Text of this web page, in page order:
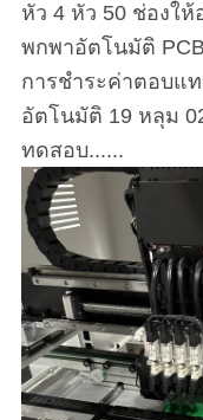
หัว 4 หัว 50 ช่องให้
พกพาอัตโนมัติ PCB
การชําระค่าตอบแ
อัตโนมัติ 19 หลุม
ทดสอบ......